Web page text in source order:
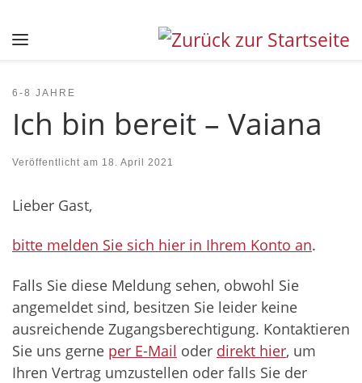
6-8 JAHRE
Ich bin bereit – Vaiana
Veröffentlicht am 18. April 2021
Lieber Gast,
bitte melden Sie sich hier in Ihrem Konto an.
Falls Sie diese Meldung sehen, obwohl Sie
angemeldet sind, besitzen Sie leider keine
ausreichende Zugangsberechtigung. Kontaktieren
Sie uns gerne per E-Mail oder direkt hier, um
Ihren Vertrag umzustellen oder falls Sie der